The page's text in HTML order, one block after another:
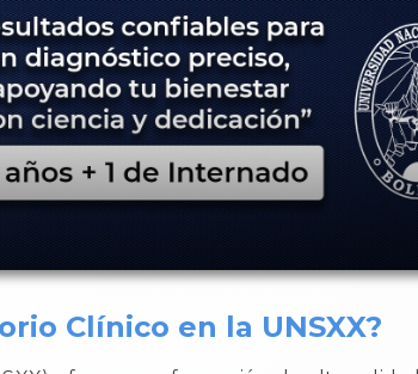
Clínico en la UNSXX?